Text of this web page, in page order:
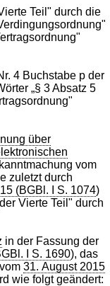
Teil" durch die
4 Buchstabe p der
„§ 3 Absatz 5
über
vom
zuletzt durch
(BGBl. I S. 1074)
Vierte Teil" durch
in der Fassung der
I S. 1690), das
31. August 2015
wie folgt geändert: